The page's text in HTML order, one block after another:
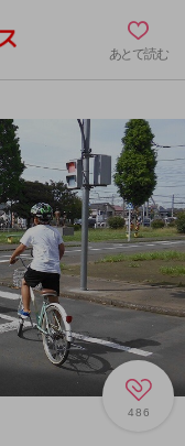
あとで読む
486